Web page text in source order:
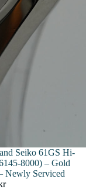
Seiko 61GS Hi-
8000) – Gold
Newly Serviced